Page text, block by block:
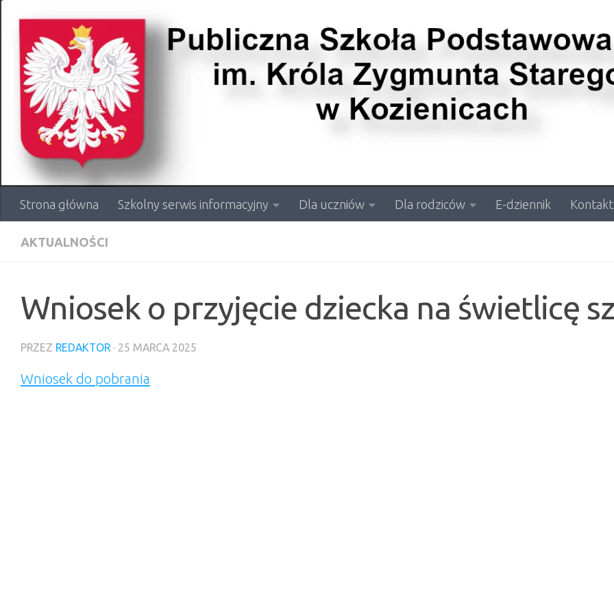
Przejdź do treści
Strona główna Szkolny serwis informacyjny Dla uczniów Dla rodziców E-dziennik Kontakt
AKTUALNOŚCI
Wniosek o przyjęcie dziecka na świetlicę
PRZEZ REDAKTOR · 25 MARCA 2025
Wniosek do pobrania